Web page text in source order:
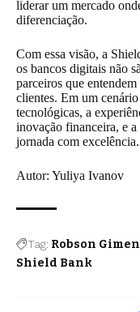
liderar um mercado
diferenciação.
Com essa visão, a
os bancos digitais não
parceiros que entendem
clientes. Em um
tecnológicas, a
inovação financeira, e a
jornada com excelência.
Autor: Yuliya Ivanov
Tag: Robson
Shield Bank